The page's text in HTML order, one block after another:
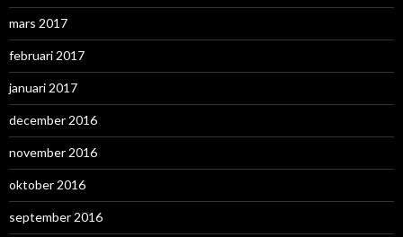
mars 2017
februari 2017
januari 2017
december 2016
november 2016
oktober 2016
september 2016